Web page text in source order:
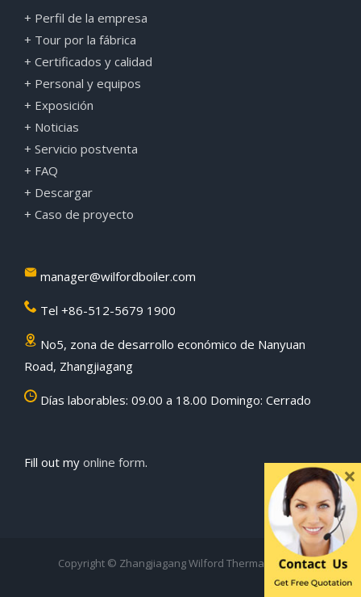
+ Perfil de la empresa
+ Tour por la fábrica
+ Certificados y calidad
+ Personal y equipos
+ Exposición
+ Noticias
+ Servicio postventa
+ FAQ
+ Descargar
+ Caso de proyecto
manager@wilfordboiler.com
Tel +86-512-5679 1900
No5, zona de desarrollo económico de Nanyuan
Road, Zhangjiagang
Días laborables: 09.00 a 18.00 Domingo: Cerrado
Fill out my online form.
Copyright © Zhangjiagang Wilford Thermal Co.,Ltd.
×